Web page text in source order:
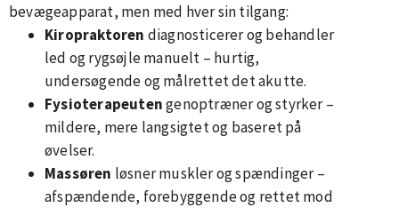
bevægeapparat, men med hver sin tilgang:
Kiropraktoren diagnosticerer og behandler
led og rygsøjle manuelt – hurtig,
undersøgende og målrettet det akutte.
Fysioterapeutengenoptræner og styrker –
mildere, mere langsigtet og baseret på
øvelser.
Massøren løsner muskler og spændinger –
afspændende, forebyggende og rettet mod